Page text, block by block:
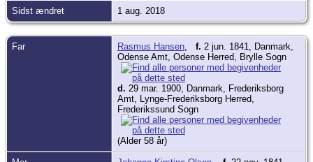
Sidst ændret 1 aug. 2018
Far Rasmus Hansen, f. 2 jun. 1841, Danmark,
Odense Amt, Odense Herred, Brylle Sogn
d. 29 mar. 1900, Danmark, Frederiksborg
Amt, Lynge-Frederiksborg Herred,
Frederikssund Sogn
(Alder 58 år)